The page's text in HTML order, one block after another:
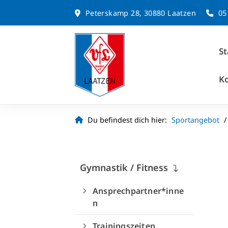
Peterskamp 28, 30880 Laatzen
Du befindest dich hier: Sportangebot
Gymnastik / Fitness
Ansprechpartner*inne
n
Quicklinks